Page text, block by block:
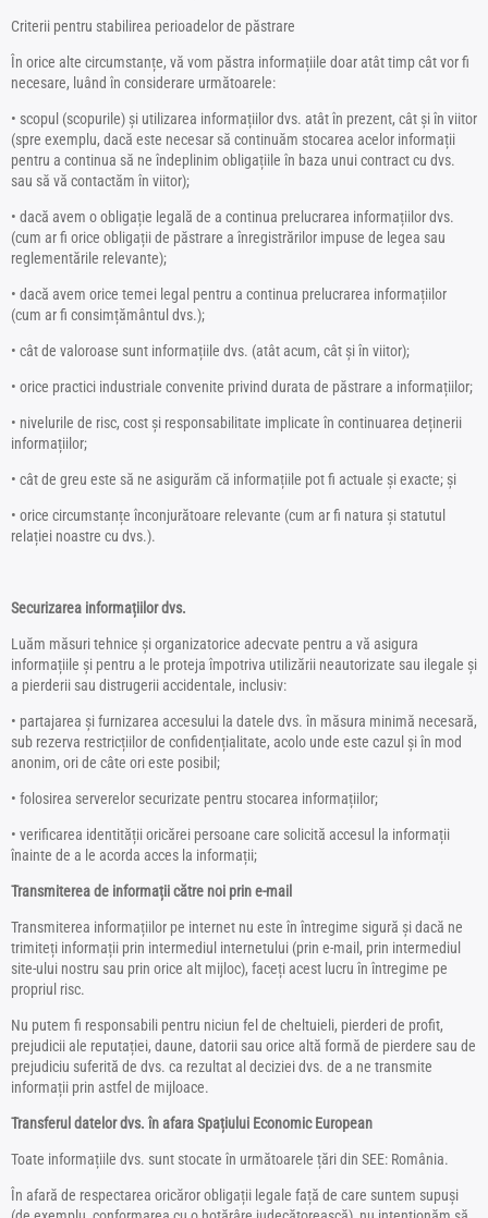
Criterii pentru stabilirea perioadelor de păstrare
În orice alte circumstanțe, vă vom păstra informațiile doar atât timp cât vor fi
necesare, luând în considerare următoarele:
• scopul (scopurile) și utilizarea informațiilor dvs. atât în ​​prezent, cât și în viitor
(spre exemplu, dacă este necesar să continuăm stocarea acelor informații
pentru a continua să ne îndeplinim obligațiile în baza unui contract cu dvs.
sau să vă contactăm în viitor);
• dacă avem o obligație legală de a continua prelucrarea informațiilor dvs.
(cum ar fi orice obligații de păstrare a înregistrărilor impuse de legea sau
reglementările relevante);
• dacă avem orice temei legal pentru a continua prelucrarea informațiilor
(cum ar fi consimțământul dvs.);
• cât de valoroase sunt informațiile dvs. (atât acum, cât și în viitor);
• orice practici industriale convenite privind durata de păstrare a informațiilor;
• nivelurile de risc, cost și responsabilitate implicate în continuarea deținerii
informațiilor;
• cât de greu este să ne asigurăm că informațiile pot fi actuale și exacte; și
• orice circumstanțe înconjurătoare relevante (cum ar fi natura și statutul
relației noastre cu dvs.).
Securizarea informațiilor dvs.
Luăm măsuri tehnice și organizatorice adecvate pentru a vă asigura
informațiile și pentru a le proteja împotriva utilizării neautorizate sau ilegale și
a pierderii sau distrugerii accidentale, inclusiv:
• partajarea și furnizarea accesului la datele dvs. în măsura minimă necesară,
sub rezerva restricțiilor de confidențialitate, acolo unde este cazul și în mod
anonim, ori de câte ori este posibil;
• folosirea serverelor securizate pentru stocarea informațiilor;
• verificarea identității oricărei persoane care solicită accesul la informații
înainte de a le acorda acces la informații;
Transmiterea de informații către noi prin e-mail
Transmiterea informațiilor pe internet nu este în întregime sigură și dacă ne
trimiteți informații prin intermediul internetului (prin e-mail, prin intermediul
site-ului nostru sau prin orice alt mijloc), faceți acest lucru în întregime pe
propriul risc.
Nu putem fi responsabili pentru niciun fel de cheltuieli, pierderi de profit,
prejudicii ale reputației, daune, datorii sau orice altă formă de pierdere sau de
prejudiciu suferită de dvs. ca rezultat al deciziei dvs. de a ne transmite
informații prin astfel de mijloace.
Transferul datelor dvs. în afara Spațiului Economic European
Toate informațiile dvs. sunt stocate în următoarele țări din SEE: România.
În afară de respectarea oricăror obligații legale față de care suntem supuși